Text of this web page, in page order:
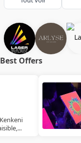
Best Offers